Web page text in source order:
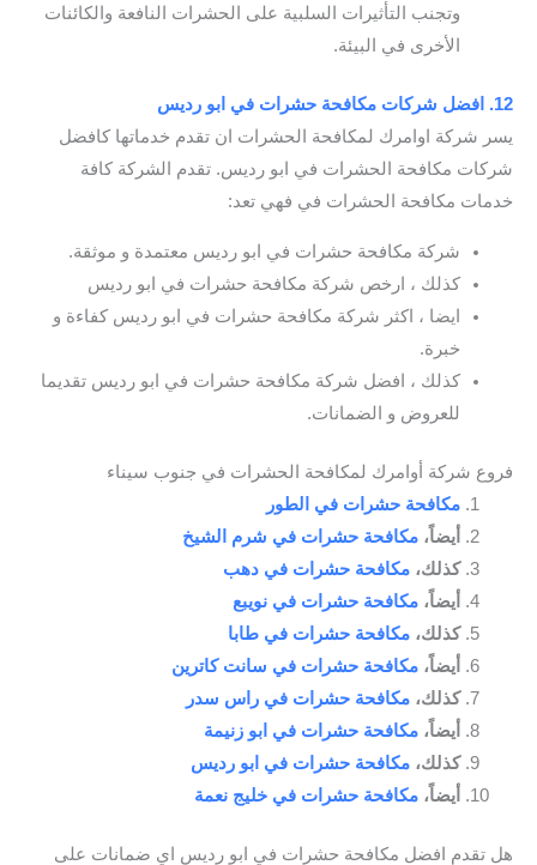
وتجنب التأثيرات السلبية على الحشرات النافعة والكائنات
الأخرى في البيئة.
12. افضل شركات مكافحة حشرات في ابو رديس
يسر شركة اوامرك لمكافحة الحشرات ان تقدم خدماتها كافضل
شركات مكافحة الحشرات في ابو رديس. تقدم الشركة كافة
خدمات مكافحة الحشرات في فهي تعد:
شركة مكافحة حشرات في ابو رديس معتمدة و موثقة.
كذلك ، ارخص شركة مكافحة حشرات في ابو رديس
ايضا ، اكثر شركة مكافحة حشرات في ابو رديس كفاءة و
خبرة.
كذلك ، افضل شركة مكافحة حشرات في ابو رديس تقديما
للعروض و الضمانات.
فروع شركة أوامرك لمكافحة الحشرات في جنوب سيناء
مكافحة حشرات في الطور
أيضاً، مكافحة حشرات في شرم الشيخ
كذلك، مكافحة حشرات في دهب
أيضاً، مكافحة حشرات في نويبع
كذلك، مكافحة حشرات في طابا
أيضاً، مكافحة حشرات في سانت كاترين
كذلك، مكافحة حشرات في راس سدر
أيضاً، مكافحة حشرات في ابو زنيمة
كذلك، مكافحة حشرات في ابو رديس
أيضاً، مكافحة حشرات في خليج نعمة
هل تقدم افضل مكافحة حشرات في ابو رديس اي ضمانات على